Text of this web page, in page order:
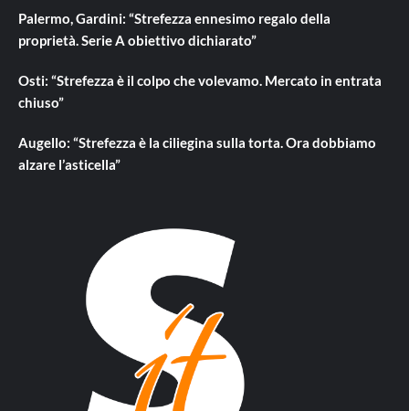
Palermo, Gardini: “Strefezza ennesimo regalo della
proprietà. Serie A obiettivo dichiarato”
Osti: “Strefezza è il colpo che volevamo. Mercato in entrata
chiuso”
Augello: “Strefezza è la ciliegina sulla torta. Ora dobbiamo
alzare l’asticella”